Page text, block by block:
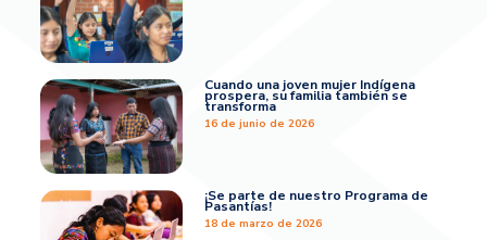
Cuando una joven mujer Indígena
prospera, su familia también se
transforma
16 de junio de 2026
¡Se parte de nuestro Programa de
Pasantías!
18 de marzo de 2026